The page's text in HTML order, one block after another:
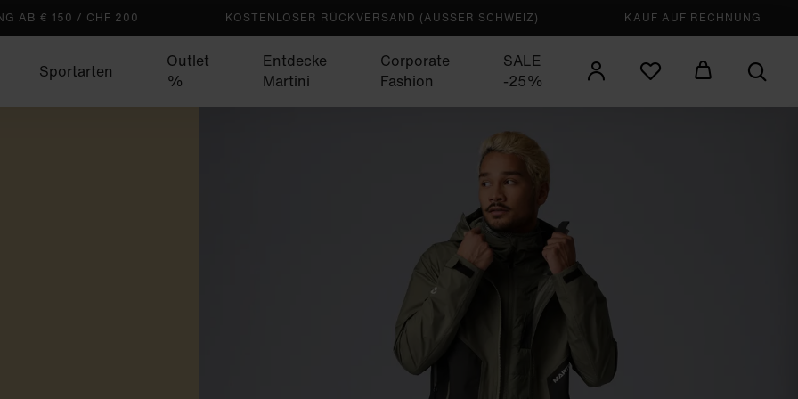
AB € 150 / CHF 200 KOSTENLOSER RÜCKVERSAND (AUSSER SCHWEIZ) KAUF AUF RECHNUNG
Sportarten
Outlet
%
Entdecke
Martini
Corporate
Fashion
SALE
-25%